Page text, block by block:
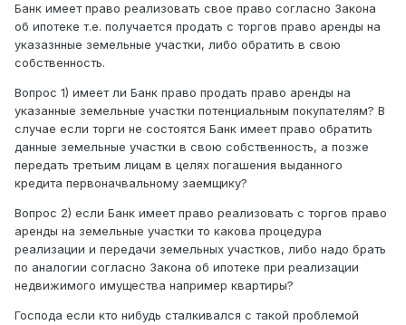
Банк имеет право реализовать свое право согласно Закона
об ипотеке т.е. получается продать с торгов право аренды на
указазнные земельные участки, либо обратить в свою
собственность.
Вопрос 1) имеет ли Банк право продать право аренды на
указанные земельные участки потенциальным покупателям? В
случае если торги не состоятся Банк имеет право обратить
данные земельные участки в свою собственность, а позже
передать третьим лицам в целях погашения выданного
кредита первоначвальному заемщику?
Вопрос 2) если Банк имеет право реализовать с торгов право
аренды на земельные участки то какова процедура
реализации и передачи земельных участков, либо надо брать
по аналогии согласно Закона об ипотеке при реализации
недвижимого имущества например квартиры?
Господа если кто нибудь сталкивался с такой проблемой